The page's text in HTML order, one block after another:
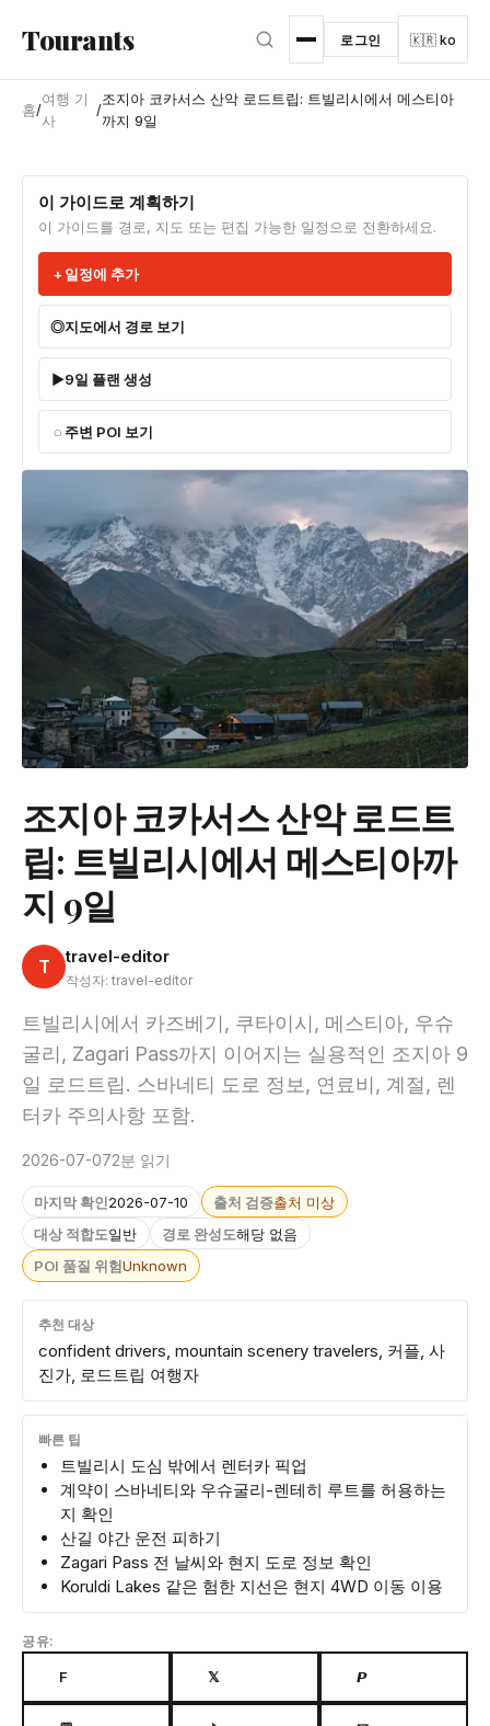
Tourants 로그인 🇰🇷 ko
홈/
여행 기
사
/
조지아 코카서스 산악 로드트립: 트빌리시에서 메스티아
까지 9일
이 가이드로 계획하기
이 가이드를 경로, 지도 또는 편집 가능한 일정으로 전환하세요.
일정에 추가
지도에서 경로 보기
9일 플랜 생성
주변 POI 보기
조지아 코카서스 산악 로드트
립: 트빌리시에서 메스티아까
지 9일
T travel-editor
작성자: travel-editor
트빌리시에서 카즈베기, 쿠타이시, 메스티아, 우슈
굴리, Zagari Pass까지 이어지는 실용적인 조지아 9
일 로드트립. 스바네티 도로 정보, 연료비, 계절, 렌
터카 주의사항 포함.
2026-07-072분 읽기
마지막 확인2026-07-10 출처 검증출처 미상
대상 적합도일반 경로 완성도해당 없음
POI 품질 위험Unknown
추천 대상
confident drivers, mountain scenery travelers, 커플, 사
진가, 로드트립 여행자
빠른 팁
트빌리시 도심 밖에서 렌터카 픽업
계약이 스바네티와 우슈굴리-렌테히 루트를 허용하는
지 확인
산길 야간 운전 피하기
Zagari Pass 전 날씨와 현지 도로 정보 확인
Koruldi Lakes 같은 험한 지선은 현지 4WD 이동 이용
공유:
F 𝕏 𝙋